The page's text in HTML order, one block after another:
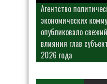
Агентство
экономических
опубликовало
влияния глав
2026 года